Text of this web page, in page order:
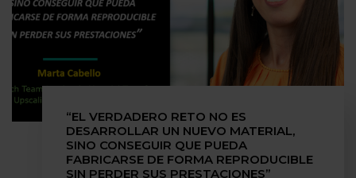
“EL VERDADERO RETO NO ES
DESARROLLAR UN NUEVO MATERIAL,
SINO CONSEGUIR QUE PUEDA
FABRICARSE DE FORMA REPRODUCIBLE
SIN PERDER SUS PRESTACIONES”